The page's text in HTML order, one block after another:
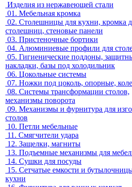
Изделия из нержавеющей стали
01. Мебельная кромка
02. Столешницы для кухни, кромка
столешниц, стеновые панели
03. Пристеночные бортики
04. Алюминиевые профили для
05. Гигиенические поддоны,
накладки, базы под холодильник
06. Цокольные системы
07. Ножки под цоколь, опорные,
08. Системы трансформации столов,
механизмы поворота
09. Механизмы и фурнитура для
столов
10. Петли мебельные
11. Смягчители удара
12. Защелки, магниты
13. Подъемные механизмы для
14. Сушки для посуды
15. Сетчатые емкости и
кухни